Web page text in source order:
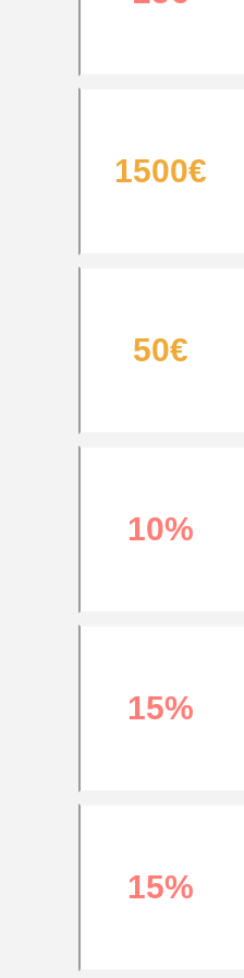
1500€
50€
10%
15%
15%